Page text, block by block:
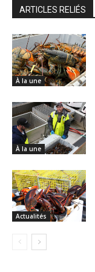
ARTICLES RELIÉS
À la une
À la une
Actualités